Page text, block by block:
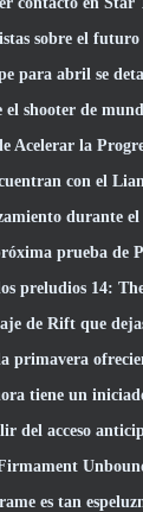
sobre el futuro de
se detallan en un vídeo
de mundo abierto
la Progresión ya está
lleno de nieve ahora disponible con el
durante el
prueba de Petit
preludios 14:
en el servidor muerto? Gamigo
a los jugadores una
tiene un
del acceso
de Duet Night Abyss
que consiguió su